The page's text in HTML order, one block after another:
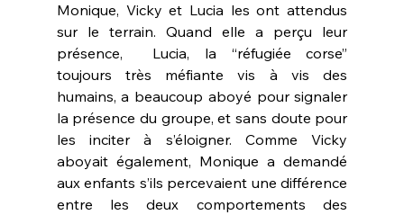
Monique, Vicky et Lucia les ont attendus
sur le terrain. Quand elle a perçu leur
présence,  Lucia, la “réfugiée corse”
toujours très méfiante vis à vis des
humains, a beaucoup aboyé pour signaler
la présence du groupe, et sans doute pour
les inciter à s’éloigner. Comme Vicky
aboyait également, Monique a demandé
aux enfants s’ils percevaient une différence
entre les deux comportements des